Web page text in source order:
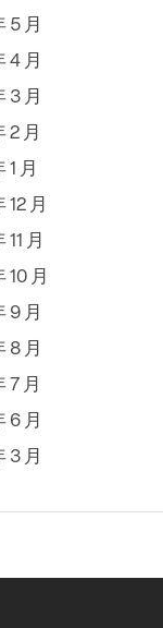
5 月
4 月
3 月
2 月
1 月
12 月
月
10 月
9 月
8 月
7 月
6 月
3 月